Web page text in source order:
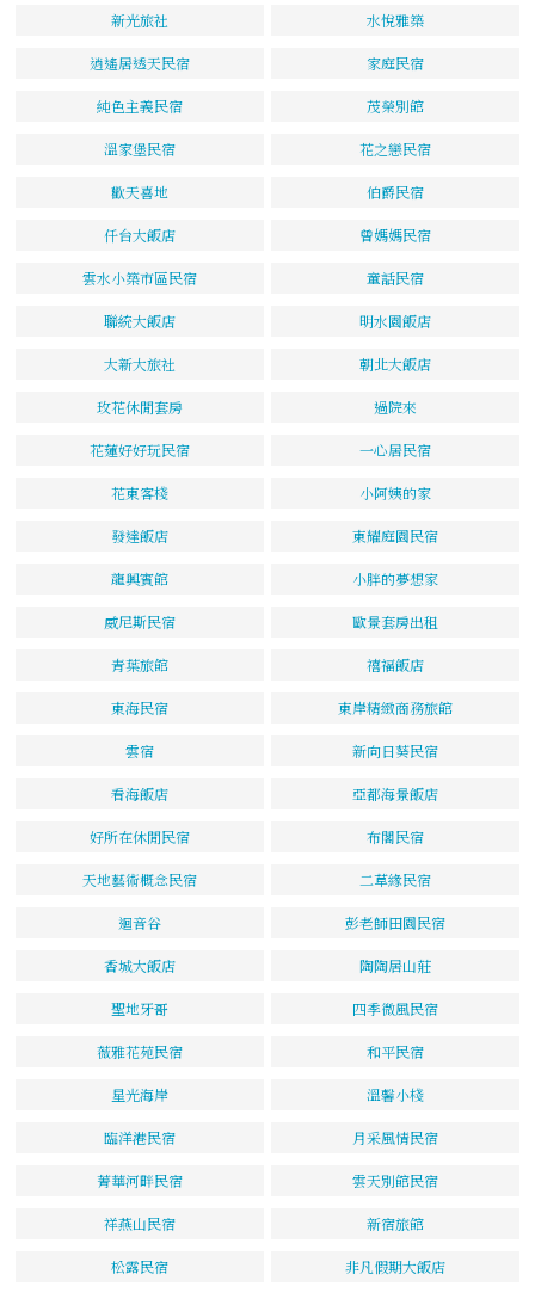
新光旅社 水悅雅築
逍遙居透天民宿 家庭民宿
純色主義民宿 茂榮別館
溫家堡民宿 花之戀民宿
歡天喜地 伯爵民宿
仟台大飯店 曾媽媽民宿
雲水小築市區民宿 童話民宿
聯統大飯店 明水園飯店
大新大旅社 朝北大飯店
玫花休閒套房 過院來
花蓮好好玩民宿 一心居民宿
花東客棧 小阿姨的家
發達飯店 東耀庭園民宿
龍興賓館 小胖的夢想家
威尼斯民宿 歐景套房出租
青葉旅館 禧福飯店
東海民宿 東岸精緻商務旅館
雲宿 新向日葵民宿
看海飯店 亞都海景飯店
好所在休閒民宿 布閣民宿
天地藝術概念民宿 二草緣民宿
迴音谷 彭老師田園民宿
香城大飯店 陶陶居山莊
聖地牙哥 四季微風民宿
薇雅花苑民宿 和平民宿
星光海岸 溫馨小棧
臨洋港民宿 月采風情民宿
菁華河畔民宿 雲天別館民宿
祥燕山民宿 新宿旅館
松露民宿 非凡假期大飯店